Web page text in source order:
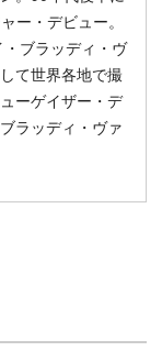
ー・デビュー。
ブラッディ・ヴ
て世界各地で撮
ーゲイザー・デ
ラッディ・ヴァ